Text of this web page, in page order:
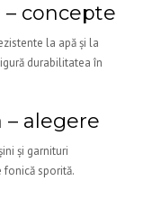
concepte
la apă și la
durabilitatea în
– alegere
și garnituri
sporită.